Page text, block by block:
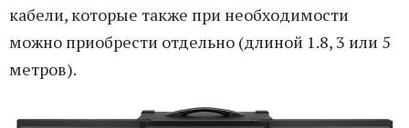
кабели, которые также при необходимости
можно приобрести отдельно (длиной 1.8, 3 или 5
метров).